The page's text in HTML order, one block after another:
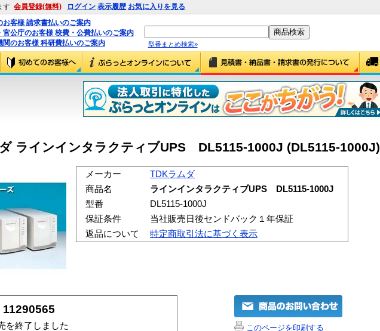
す 会員登録(無料) ログイン 表示履歴 お気に入りを見る
お客様 請求書払いのご案内
官公庁のお客様 校費・公費払いのご案内
関のお客様 科研費払いのご案内
型番まとめ検索»
ラインインタラクティブUPS DL5115-1000J (DL5115-1000J)
メーカー
TDKラムダ
商品名
ラインインタラクティブUPS DL5115-1000J
型番
DL5115-1000J
保証条件
当社販売日後センドバック１年保証
返品について
特定商取引法に基づく表示
11290565
を終了しました
このページを印刷する